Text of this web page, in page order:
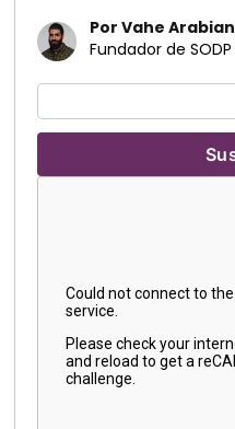
Por Vahe Arabian
Fundador de SODP